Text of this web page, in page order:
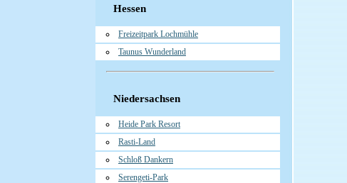
Hessen
Freizeitpark Lochmühle
Taunus Wunderland
Niedersachsen
Heide Park Resort
Rasti-Land
Schloß Dankern
Serengeti-Park